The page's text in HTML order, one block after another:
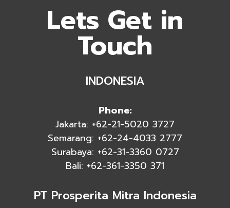
Lets Get in
Touch
INDONESIA
Phone:
Jakarta: +62-21-5020 3727
Semarang: +62-24-4033 2777
Surabaya: +62-31-3360 0727
Bali: +62-361-3350 371
PT Prosperita Mitra Indonesia